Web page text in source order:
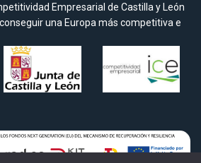
Empresarial de Castilla y León
una Europa más competitiva e